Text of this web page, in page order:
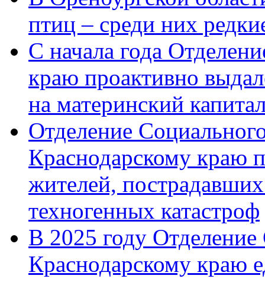
птиц – среди них
С начала года
краю проактивно
на материнский
Отделение
Краснодарскому краю
жителей,
техногенных катастроф
В 2025 году
Краснодарскому краю